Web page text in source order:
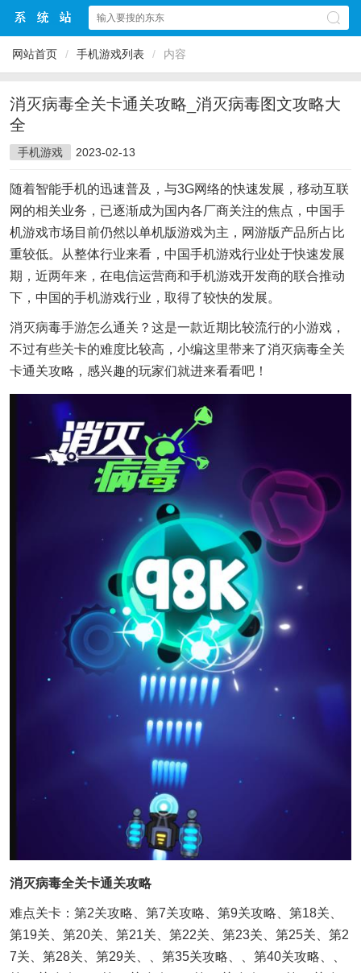
网站首页 / 手机游戏列表 / 内容
消灭病毒全关卡通关攻略_消灭病毒图文攻略大
全
手机游戏 2023-02-13
随着智能手机的迅速普及，与3G网络的快速发展，移动互联
网的相关业务，已逐渐成为国内各厂商关注的焦点，中国手
机游戏市场目前仍然以单机版游戏为主，网游版产品所占比
重较低。从整体行业来看，中国手机游戏行业处于快速发展
期，近两年来，在电信运营商和手机游戏开发商的联合推动
下，中国的手机游戏行业，取得了较快的发展。
消灭病毒手游怎么通关？这是一款近期比较流行的小游戏，
不过有些关卡的难度比较高，小编这里带来了消灭病毒全关
卡通关攻略，感兴趣的玩家们就进来看看吧！
消灭病毒全关卡通关攻略
难点关卡：第2关攻略、第7关攻略、第9关攻略、第18关、
第19关、第20关、第21关、第22关、第23关、第25关、第2
7关、第28关、第29关、、第35关攻略、、第40关攻略、、